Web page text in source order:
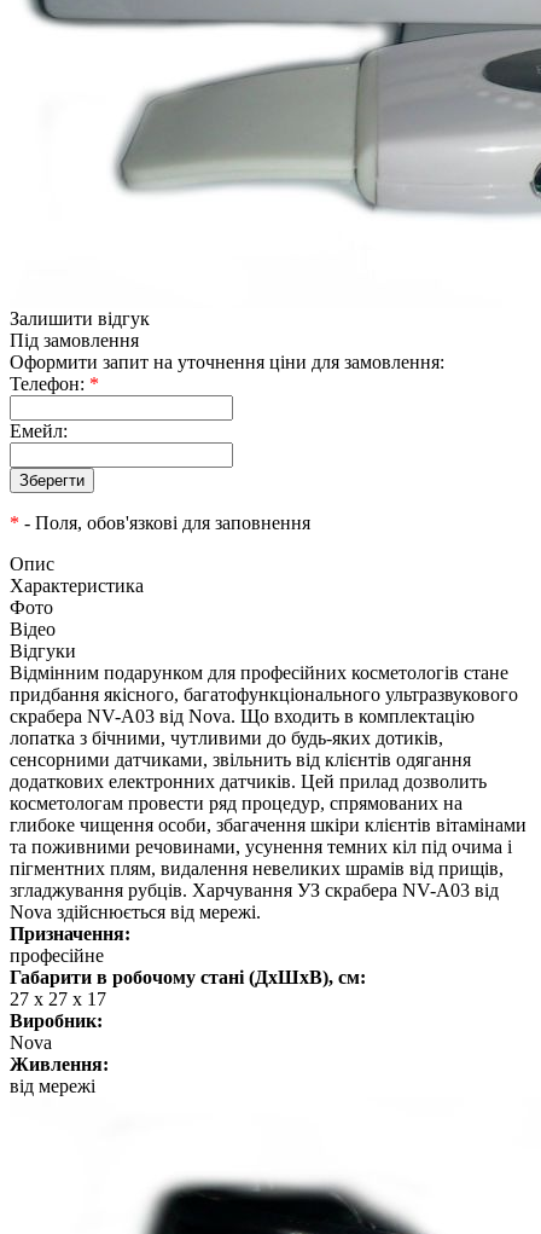
Залишити відгук
Під замовлення
Оформити запит на уточнення ціни для замовлення:
Телефон: *
Емейл:
* - Поля, обов'язкові для заповнення
Опис
Характеристика
Фото
Відео
Відгуки
Відмінним подарунком для професійних косметологів стане
придбання якісного, багатофункціонального ультразвукового
скрабера NV-A03 від Nova. Що входить в комплектацію
лопатка з бічними, чутливими до будь-яких дотиків,
сенсорними датчиками, звільнить від клієнтів одягання
додаткових електронних датчиків. Цей прилад дозволить
косметологам провести ряд процедур, спрямованих на
глибоке чищення особи, збагачення шкіри клієнтів вітамінами
та поживними речовинами, усунення темних кіл під очима і
пігментних плям, видалення невеликих шрамів від прищів,
згладжування рубців. Харчування УЗ скрабера NV-A03 від
Nova здійснюється від мережі.
Призначення:
професійне
Габарити в робочому стані (ДхШхВ), см:
27 х 27 х 17
Виробник:
Nova
Живлення:
від мережі